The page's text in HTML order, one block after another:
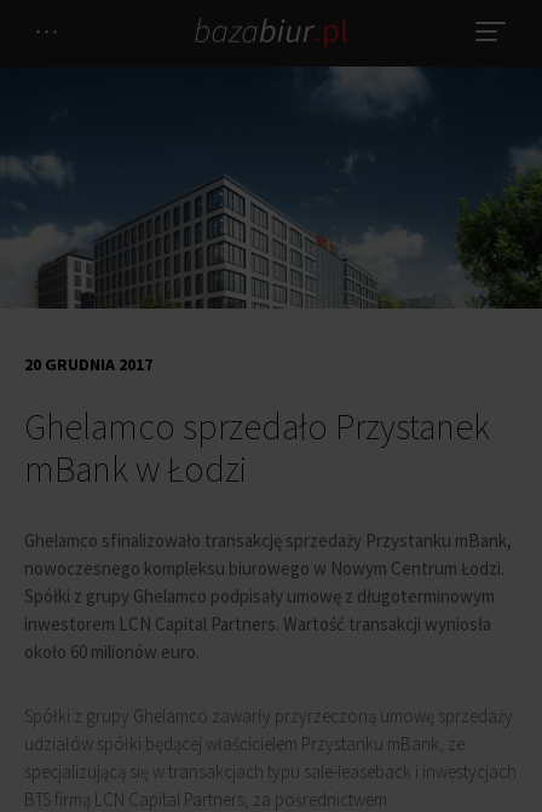
Ghelamco sprzedało Przystanek
mBank w Łodzi
20 GRUDNIA 2017
Ghelamco sfinalizowało transakcję sprzedaży Przystanku mBank,
nowoczesnego kompleksu biurowego w Nowym Centrum Łodzi.
Spółki z grupy Ghelamco podpisały umowę z długoterminowym
inwestorem LCN Capital Partners. Wartość transakcji wyniosła
około 60 milionów euro.
Spółki z grupy Ghelamco zawarły przyrzeczoną umowę sprzedaży
udziałów spółki będącej właścicielem Przystanku mBank, ze
specjalizującą się w transakcjach typu sale-leaseback i inwestycjach
BTS firmą LCN Capital Partners, za pośrednictwem